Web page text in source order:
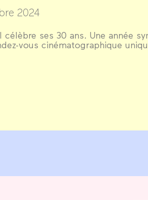
2024
célèbre ses 30 ans. Une année
vous cinématographique